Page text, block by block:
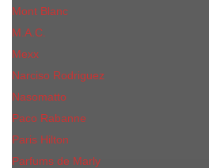
Mont Blanc
M.А.C.
Mexx
Narciso Rodriguez
Nasomatto
Paco Rabanne
Paris Hilton
Parfums de Marly